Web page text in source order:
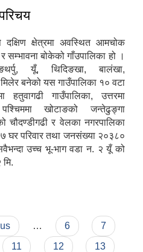
क्षेत्रमा अवस्थित आमचोक
सम्भावना बोकेको गाँउपालिका हो ।
यूँ, थिदिङखा, बालंखा,
मिलेर बनेको यस गाउँपालिका १० वटा
गाउँपालिका, उत्तरमा
पश्चिममा खोटाङको जन्तेढुङ्गा
चौदण्डीगढी र वेलका नगरपालिका
घर परिवार तथा जनसंख्या २०३८०
उच्च भू-भाग वडा न‌. २ यूँ को
… 6
7
11 12
13